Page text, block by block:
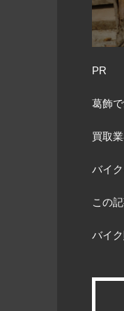
PR
葛飾
買取
バイ
この
バイ